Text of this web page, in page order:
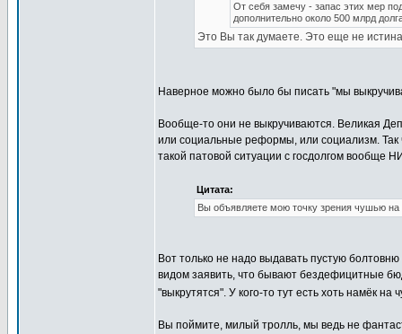
От себя замечу - запас этих мер
дополнительно около 500 млрд
Это Вы так думаете. Это еще не
Наверное можно было бы писать "мы
Вообще-то они не выкручиваются. Великая
или социальные реформы, или социализм. Так
такой патовой ситуации с госдолгом вообще
Цитата:
Вы объявляете мою точку зрения чушью на
Вот только не надо выдавать пустую
видом заявить, что бывают бездефицитные
"выкрутятся". У кого-то тут есть хоть намёк на
Вы поймите, милый тролль, мы ведь не